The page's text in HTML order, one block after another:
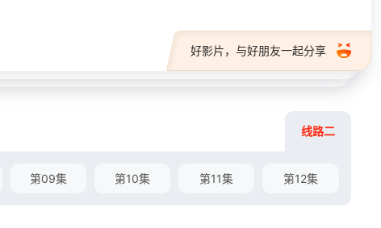
好影片，与好朋友一起分享
线路二
第09集 第10集 第11集 第12集